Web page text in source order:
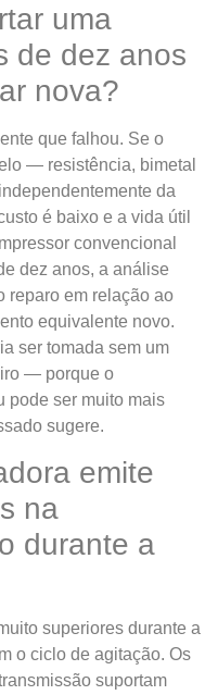
uma
de dez anos
nova?
que falhou. Se o
— resistência, bimetal
da
é baixo e a vida útil
convencional
dez anos, a análise
reparo em relação ao
equivalente novo.
ser tomada sem um
— porque o
pode ser muito mais
sugere.
emite
na
durante a
superiores durante a
o ciclo de agitação. Os
suportam